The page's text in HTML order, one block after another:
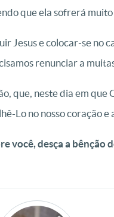
que ela sofrerá
Jesus e colocar-se no
renunciar a
que, neste dia em que
Lo no nosso coração e
você, desça a bênção